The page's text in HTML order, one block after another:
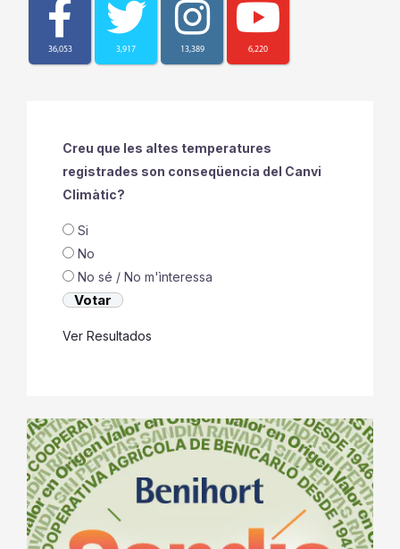
36,053 3,917 13,389 6,220
Creu que les altes temperatures
registrades son conseqüencia del Canvi
Climàtic?
Si
No
No sé / No m'ìnteressa
Ver Resultados